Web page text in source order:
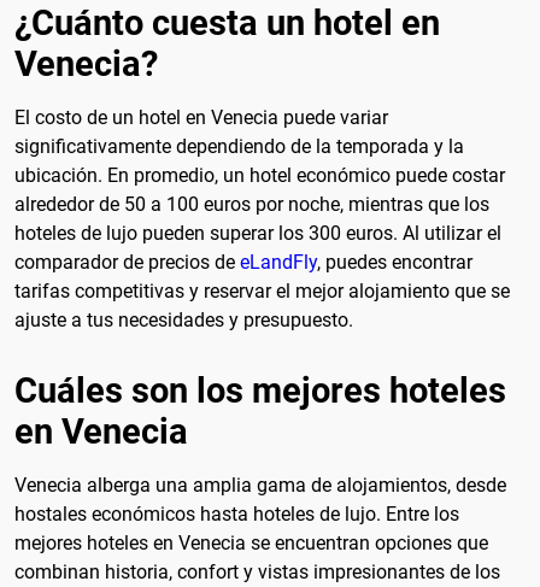
¿Cuánto cuesta un hotel en
Venecia?
El costo de un hotel en Venecia puede variar
significativamente dependiendo de la temporada y la
ubicación. En promedio, un hotel económico puede costar
alrededor de 50 a 100 euros por noche, mientras que los
hoteles de lujo pueden superar los 300 euros. Al utilizar el
comparador de precios de eLandFly, puedes encontrar
tarifas competitivas y reservar el mejor alojamiento que se
ajuste a tus necesidades y presupuesto.
Cuáles son los mejores hoteles
en Venecia
Venecia alberga una amplia gama de alojamientos, desde
hostales económicos hasta hoteles de lujo. Entre los
mejores hoteles en Venecia se encuentran opciones que
combinan historia, confort y vistas impresionantes de los